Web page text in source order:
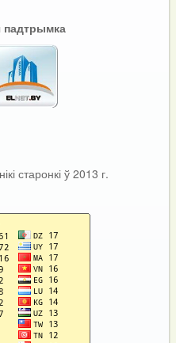
падтрымка
старонкі ў 2013 г.